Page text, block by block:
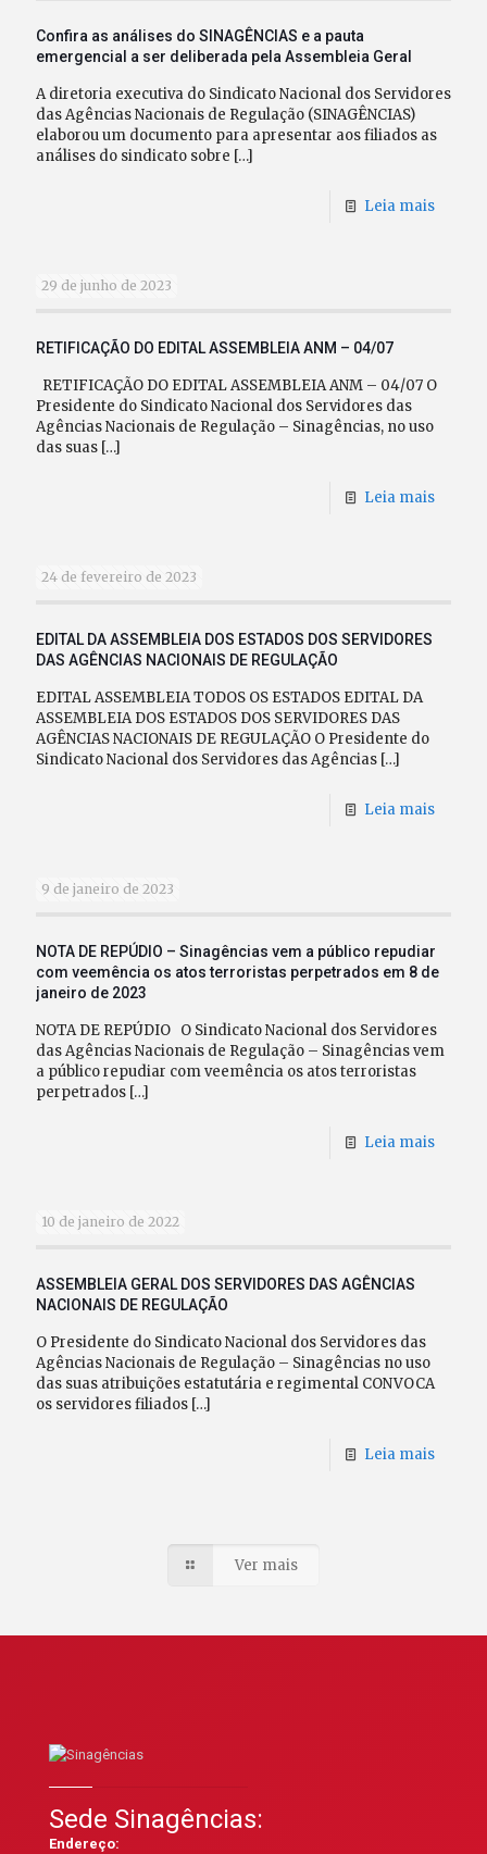
Confira as análises do SINAGÊNCIAS e a pauta
emergencial a ser deliberada pela Assembleia Geral
A diretoria executiva do Sindicato Nacional dos Servidores
das Agências Nacionais de Regulação (SINAGÊNCIAS)
elaborou um documento para apresentar aos filiados as
análises do sindicato sobre […]
Leia mais
29 de junho de 2023
RETIFICAÇÃO DO EDITAL ASSEMBLEIA ANM – 04/07
RETIFICAÇÃO DO EDITAL ASSEMBLEIA ANM – 04/07 O
Presidente do Sindicato Nacional dos Servidores das
Agências Nacionais de Regulação – Sinagências, no uso
das suas […]
Leia mais
24 de fevereiro de 2023
EDITAL DA ASSEMBLEIA DOS ESTADOS DOS SERVIDORES
DAS AGÊNCIAS NACIONAIS DE REGULAÇÃO
EDITAL ASSEMBLEIA TODOS OS ESTADOS EDITAL DA
ASSEMBLEIA DOS ESTADOS DOS SERVIDORES DAS
AGÊNCIAS NACIONAIS DE REGULAÇÃO O Presidente do
Sindicato Nacional dos Servidores das Agências […]
Leia mais
9 de janeiro de 2023
NOTA DE REPÚDIO – Sinagências vem a público repudiar
com veemência os atos terroristas perpetrados em 8 de
janeiro de 2023
NOTA DE REPÚDIO O Sindicato Nacional dos Servidores
das Agências Nacionais de Regulação – Sinagências vem
a público repudiar com veemência os atos terroristas
perpetrados […]
Leia mais
10 de janeiro de 2022
ASSEMBLEIA GERAL DOS SERVIDORES DAS AGÊNCIAS
NACIONAIS DE REGULAÇÃO
O Presidente do Sindicato Nacional dos Servidores das
Agências Nacionais de Regulação – Sinagências no uso
das suas atribuições estatutária e regimental CONVOCA
os servidores filiados […]
Leia mais
Ver mais
Sede Sinagências:
Endereço: